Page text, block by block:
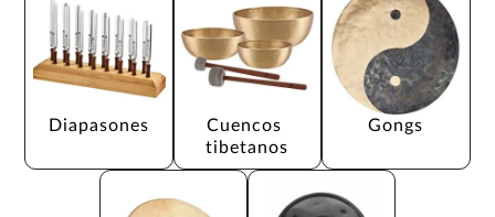
Diapasones
Cuencos
tibetanos
Gongs